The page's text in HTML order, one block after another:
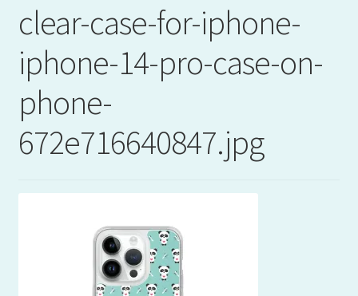
clear-case-for-iphone-
iphone-14-pro-case-on-
phone-
672e716640847.jpg